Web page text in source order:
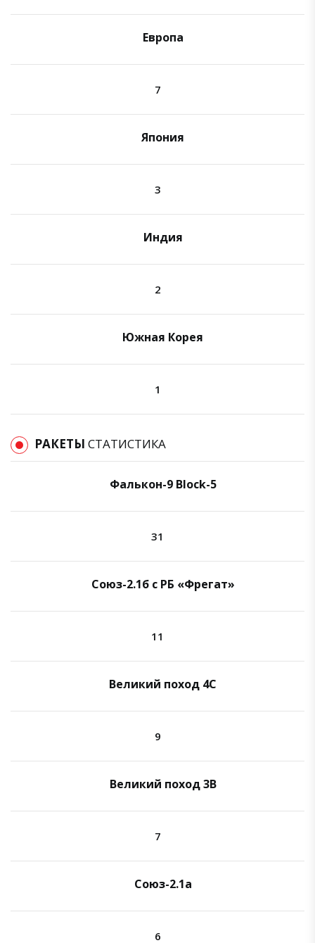
Европа
7
Япония
3
Индия
2
Южная Корея
1
РАКЕТЫ СТАТИСТИКА
Фалькон-9 Block-5
31
Союз-2.1б с РБ «Фрегат»
11
Великий поход 4C
9
Великий поход 3B
7
Союз-2.1а
6